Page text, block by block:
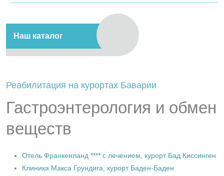
Наш каталог
Реабилитация на курортах Баварии
Гастроэнтерология и обмен
веществ
Отель Франкенланд **** с лечением, курорт Бад Киссинген
Клиника Макса Грундига, курорт Баден-Баден